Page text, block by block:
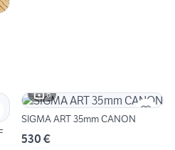
6
SIGMA ART 35mm CANON
530 €